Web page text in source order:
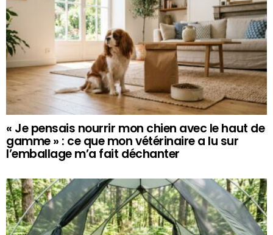
« Je pensais nourrir mon chien avec le haut de
gamme » : ce que mon vétérinaire a lu sur
l’emballage m’a fait déchanter